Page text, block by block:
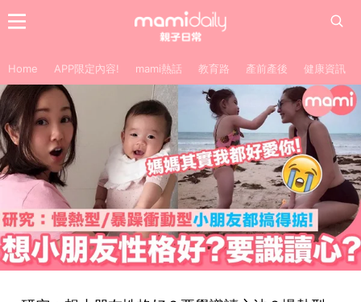
Home APP限定內容! mami熱話 教育路 產前產後 健康資訊